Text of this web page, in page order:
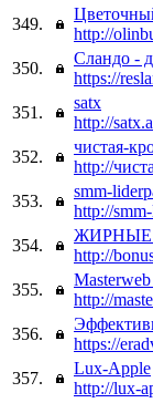
349.
http://
350.
Сландо -
https://
351.
satx
http://
352.
чистая-
http://
353.
smm-
http://
354.
http://
355.
http://
356.
https://
357.
Lux-Apple
http://lux-